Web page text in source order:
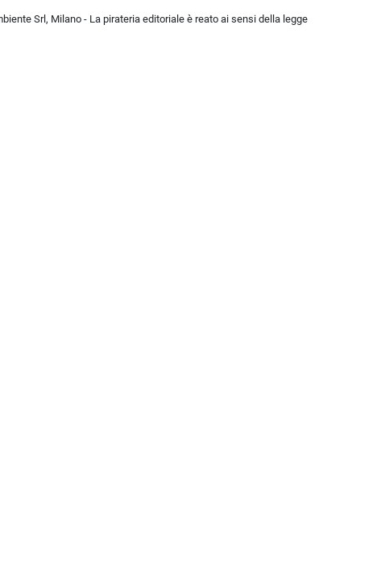
Srl, Milano - La pirateria editoriale è reato ai sensi della legge